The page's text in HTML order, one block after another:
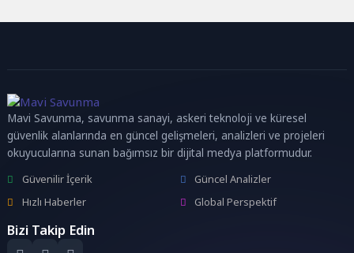
Mavi Savunma, savunma sanayi, askeri teknoloji ve küresel
güvenlik alanlarında en güncel gelişmeleri, analizleri ve projeleri
okuyucularına sunan bağımsız bir dijital medya platformudur.
Güvenilir İçerik
Güncel Analizler
Hızlı Haberler
Global Perspektif
Bizi Takip Edin